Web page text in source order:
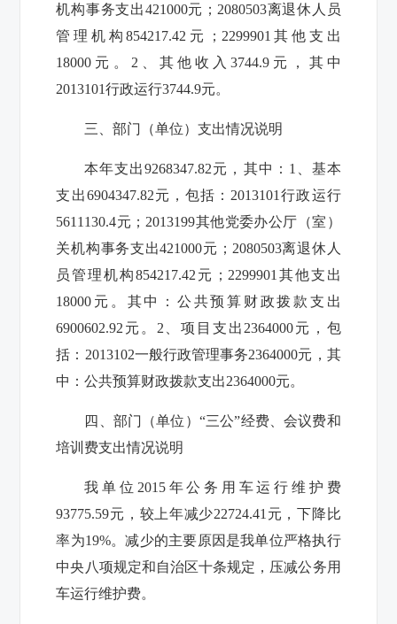
机构事务支出421000元； 2080503离退休人员
管理机构854217.42 元； 2299901 其他支出
18000 元。 2 、其他收入3744.9 元，其中
2013101行政运行3744.9元。
三、部门（单位）支出情况说明
本年支出9268347.82元，其中： 1
、基本
支出6904347.82元，包括： 2013101 行政运行
5611130.4元； 2013199其他党委办公厅（室）
关机构事务支出421000元； 2080503离退休人
员管理机构854217.42 元； 2299901 其他支出
18000 元。其中：公共预算财政拨款支出
6900602.92 元。 2 、项目支出 2364000元，包
括： 2013102一般行政管理事务2364000元，其
中：公共预算财政拨款支出2364000元。
四、部门（单位）“三公”经费、会议费和
培训费支出情况说明
我单位 2015年公务用车运行维护费
93775.59元，较上年减少22724.41 元，下降比
率为19%。减少的主要原因是我单位严格执行
中央八项规定和自治区十条规定，压减公务用
车运行维护费。